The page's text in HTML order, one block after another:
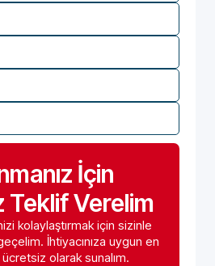
İçin
Teklif Verelim
kolaylaştırmak için sizinle
İhtiyacınıza uygun en
olarak sunalım.